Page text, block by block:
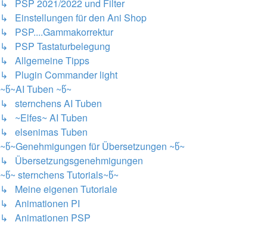
↳ PSP 2021/2022 und Filter
↳ Einstellungen für den Ani Shop
↳ PSP....Gammakorrektur
↳ PSP Tastaturbelegung
↳ Allgemeine Tipps
↳ Plugin Commander light
~წ~AI Tuben ~წ~
↳ sternchens AI Tuben
↳ ~Elfes~ AI Tuben
↳ elsenimas Tuben
~წ~Genehmigungen für Übersetzungen ~წ~
↳ Übersetzungsgenehmigungen
~წ~ sternchens Tutorials~წ~
↳ Meine eigenen Tutoriale
↳ Animationen PI
↳ Animationen PSP